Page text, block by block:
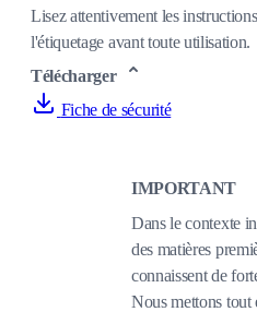
Lisez attentivement les
l'étiquetage avant toute utilisation.
Télécharger
Fiche de sécurité
IMPORTANT
Dans le contexte
des matières
connaissent de
Nous mettons